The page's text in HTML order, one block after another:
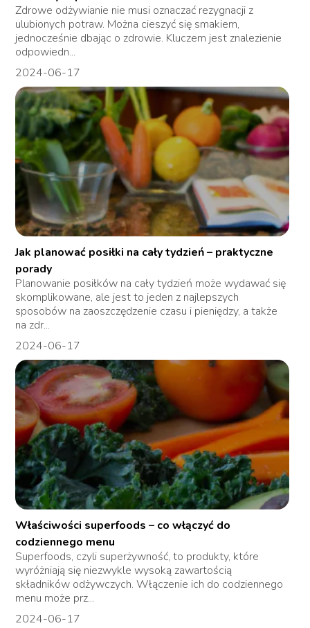
Zdrowe odżywianie nie musi oznaczać rezygnacji z
ulubionych potraw. Można cieszyć się smakiem,
jednocześnie dbając o zdrowie. Kluczem jest znalezienie
odpowiedn...
2024-06-17
Jak planować posiłki na cały tydzień – praktyczne
porady
Planowanie posiłków na cały tydzień może wydawać się
skomplikowane, ale jest to jeden z najlepszych
sposobów na zaoszczędzenie czasu i pieniędzy, a także
na zdr...
2024-06-17
Właściwości superfoods – co włączyć do
codziennego menu
Superfoods, czyli superżywność, to produkty, które
wyróżniają się niezwykle wysoką zawartością
składników odżywczych. Włączenie ich do codziennego
menu może prz...
2024-06-17